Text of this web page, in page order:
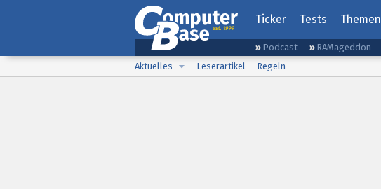
Ticker Tests Themen
Podcast RAMageddon
Aktuelles
Leserartikel Regeln